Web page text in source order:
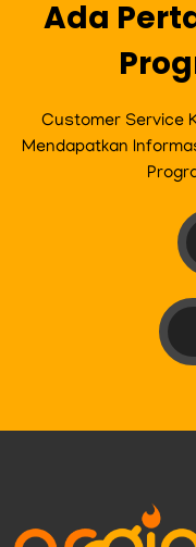
Ada
Customer Service
Mendapatkan